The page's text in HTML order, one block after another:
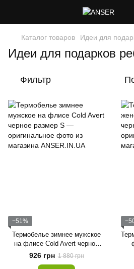
Каталог товаров Идеи для
Идеи для подарков
Фильтр
−51%
Термобелье зимнее мужское
на флисе Cold Avert черное
размер S
926 грн 1 880 грн